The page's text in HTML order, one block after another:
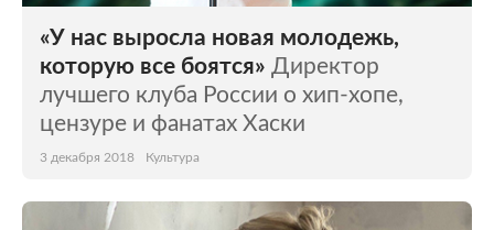
«У нас выросла новая молодежь,
которую все боятся» Директор
лучшего клуба России о хип-хопе,
цензуре и фанатах Хаски
3 декабря 2018 Культура